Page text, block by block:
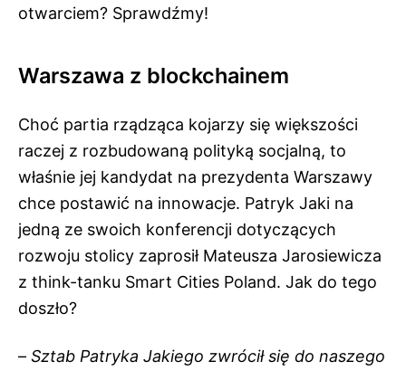
otwarciem? Sprawdźmy!
Warszawa z blockchainem
Choć partia rządząca kojarzy się większości
raczej z rozbudowaną polityką socjalną, to
właśnie jej kandydat na prezydenta Warszawy
chce postawić na innowacje. Patryk Jaki na
jedną ze swoich konferencji dotyczących
rozwoju stolicy zaprosił Mateusza Jarosiewicza
z think-tanku Smart Cities Poland. Jak do tego
doszło?
– Sztab Patryka Jakiego zwrócił się do naszego